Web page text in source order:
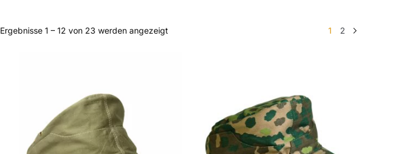
Ergebnisse 1 – 12 von 23 werden angezeigtNach
1 2